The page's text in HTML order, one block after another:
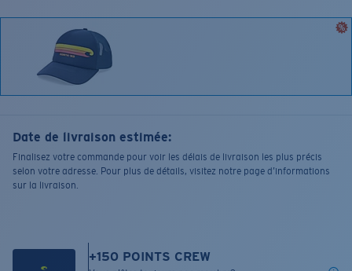
Date de livraison estimée:
Finalisez votre commande pour voir les délais de livraison les plus précis
selon votre adresse. Pour plus de détails, visitez notre page d’informations
sur la livraison.
+150 POINTS CREW